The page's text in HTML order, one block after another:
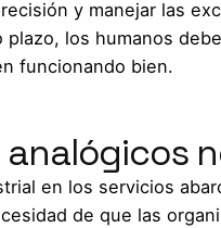
y manejar las
plazo, los humanos
funcionando bien.
analógicos
en los servicios
de que las